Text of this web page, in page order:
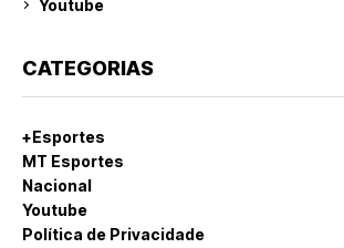
Youtube
CATEGORIAS
+Esportes
MT Esportes
Nacional
Youtube
Política de Privacidade